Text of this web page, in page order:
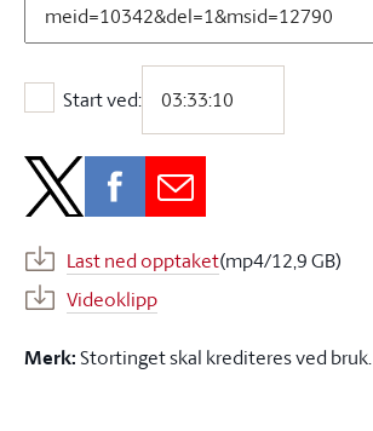
Start ved:
Start ved:
Last ned opptaket(mp4/12,9 GB)
Videoklipp
Merk:Stortinget skal krediteres ved bruk.